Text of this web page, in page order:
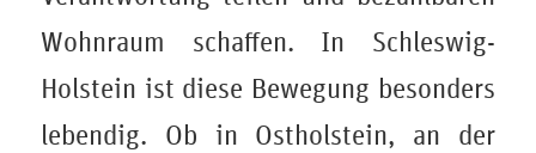
Wohnraum schaffen. In Schleswig-
Holstein ist diese Bewegung besonders
lebendig. Ob in Ostholstein, an der